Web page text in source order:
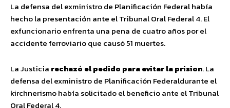
La defensa del exministro de Planificación Federal había
hecho la presentación ante el Tribunal Oral Federal 4. El
exfuncionario enfrenta una pena de cuatro años por el
accidente ferroviario que causó 51 muertes.
La Justicia rechazó el pedido para evitar la prision. La
defensa del exministro de Planificación Federaldurante el
kirchnerismo había solicitado el beneficio ante el Tribunal
Oral Federal 4.